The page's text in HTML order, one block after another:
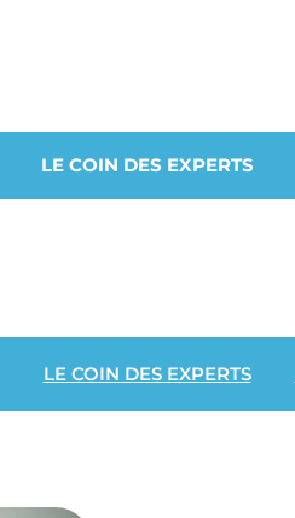
LE COIN DES EXPERTS
LE COIN DES EXPERTS